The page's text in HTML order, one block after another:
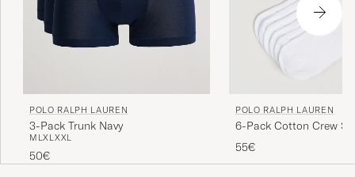
POLO RALPH LAUREN
3-Pack Trunk Navy
M LXLXXL
50€
POLO RALPH LAUREN
6-Pack Cotton Crew
55€